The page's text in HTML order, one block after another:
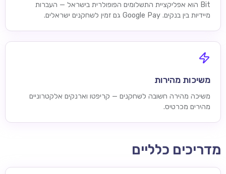
Bit הוא אפליקציית התשלומים הפופולרית בישראל — העברות
מיידיות בין בנקים. Google Pay גם זמין לשחקנים ישראלים.
משיכות מהירות
משיכה מהירה חשובה לשחקנים — קריפטו וארנקים אלקטרוניים
מהירים מכרטיס.
מדריכים כלליים